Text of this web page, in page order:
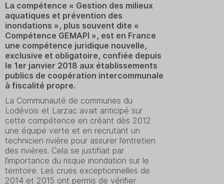
La compétence « Gestion des milieux
aquatiques et prévention des
inondations », plus souvent dite «
Compétence GEMAPI », est en France
une compétence juridique nouvelle,
exclusive et obligatoire, confiée depuis
le 1er janvier 2018 aux établissements
publics de coopération intercommunale
à fiscalité propre.
La Communauté de communes du
Lodévois et Larzac avait anticipé sur
cette compétence en créant dès 2012
une équipe verte et en recrutant un
technicien rivière pour assurer l’entretien
des rivières. Cela se justifiait par
l’importance du risque inondation sur le
territoire. Les crues exceptionnelles de
2014 et 2015 ont permis de vérifier